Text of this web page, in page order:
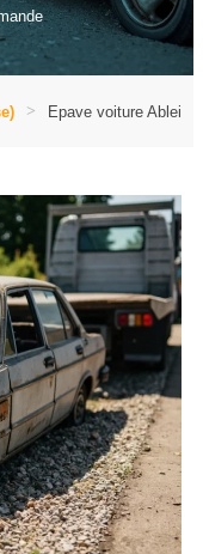
Epave voiture